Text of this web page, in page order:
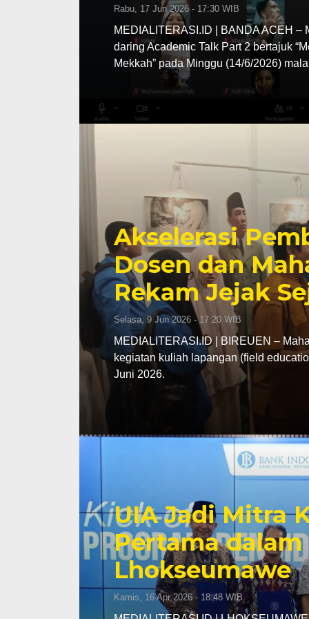
Rabu, 17 Jun 2026 - 17:30 WIB
MEDIALITERASI.ID | BANDA ACEH
daring Academic Talk Part 2 bertajuk
Mekkah” pada Minggu (14/6/2026)
Akselerasi
Dosen dan
Rekam Jejak
Selasa, 9 Jun 2026 - 17:20 WIB
MEDIALITERASI.ID | BIREUEN –
kegiatan kuliah lapangan (field
Juni 2026.
UIA Jadi Mitra
Pertama
Lhokseumawe
Kamis, 16 Apr 2026 - 18:48 WIB